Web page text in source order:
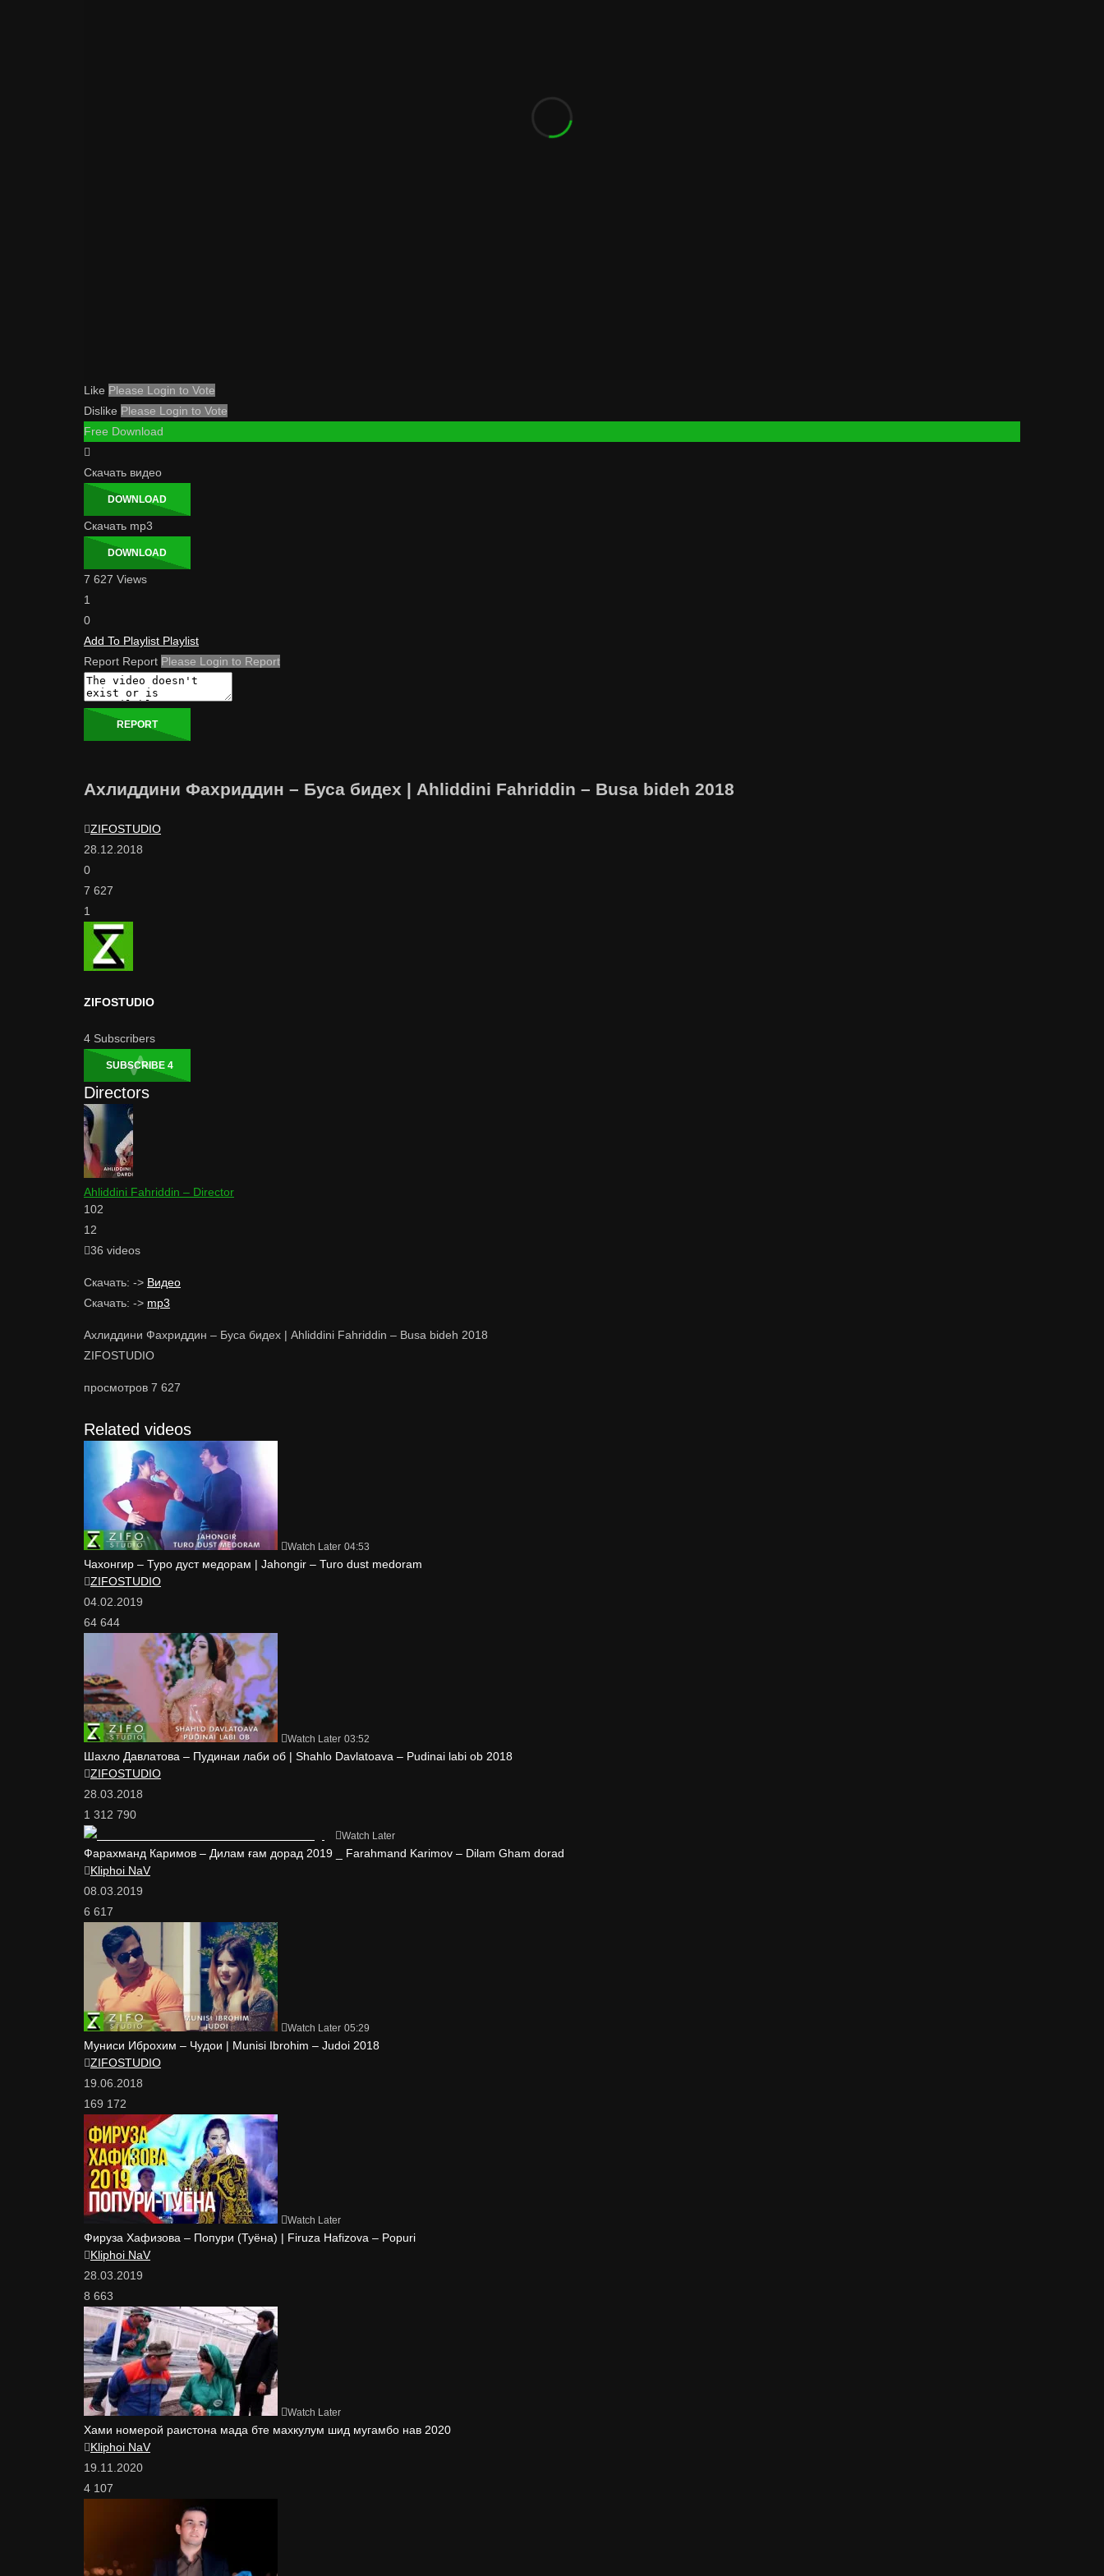
Like Please Login to Vote
Dislike Please Login to Vote
Free Download
Скачать видео
DOWNLOAD
Скачать mp3
DOWNLOAD
7 627 Views
1
0
Add To Playlist Playlist
Report Report Please Login to Report
REPORT
Ахлиддини Фахриддин – Буса бидех | Ahliddini Fahriddin – Busa bideh 2018
ZIFOSTUDIO
28.12.2018
0
7 627
1
ZIFOSTUDIO
4 Subscribers
SUBSCRIBE 4
Directors
Ahliddini Fahriddin – Director
102
12
36 videos
Скачать: -> Видео
Скачать: -> mp3
Ахлиддини Фахриддин – Буса бидех | Ahliddini Fahriddin – Busa bideh 2018
ZIFOSTUDIO
просмотров 7 627
Related videos
Watch Later 04:53
Чахонгир – Туро дуст медорам | Jahongir – Turo dust medoram
ZIFOSTUDIO
04.02.2019
64 644
Watch Later 03:52
Шахло Давлатова – Пудинаи лаби об | Shahlo Davlatoava – Pudinai labi ob 2018
ZIFOSTUDIO
28.03.2018
1 312 790
Watch Later
Фарахманд Каримов – Дилам ғам дорад 2019 _ Farahmand Karimov – Dilam Gham dorad
Kliphoi NaV
08.03.2019
6 617
Watch Later 05:29
Муниси Иброхим – Чудои | Munisi Ibrohim – Judoi 2018
ZIFOSTUDIO
19.06.2018
169 172
Watch Later
Фируза Хафизова – Попури (Туёна) | Firuza Hafizova – Popuri
Kliphoi NaV
28.03.2019
8 663
Watch Later
Хами номерой раистона мада бте махкулум шид мугамбо нав 2020
Kliphoi NaV
19.11.2020
4 107